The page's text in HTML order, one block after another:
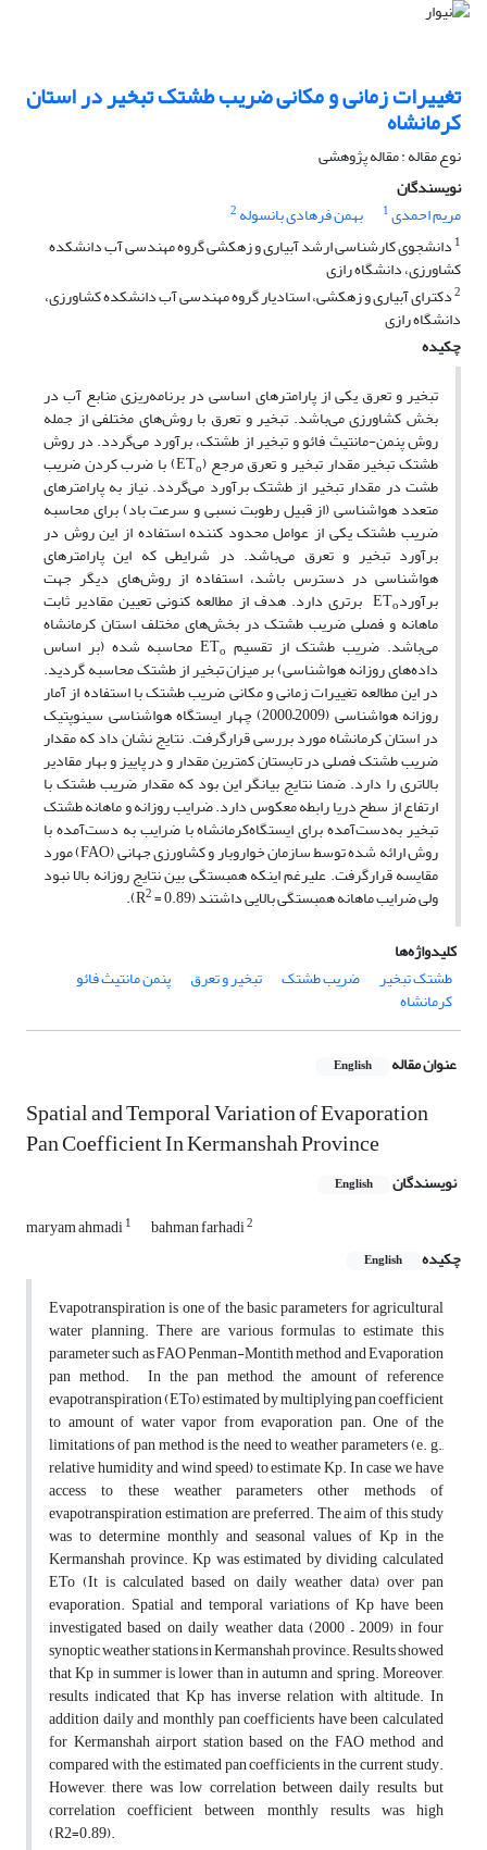
تغییرات زمانی و مکانی ضریب طشتک تبخیر در استان
کرمانشاه
نوع مقاله : مقاله پژوهشی
نویسندگان
مریم احمدی1 بهمن فرهادی بانسوله 2
1 دانشجوی کارشناسی ارشد آبیاری و زهکشی گروه مهندسی آب دانشکده
کشاورزی، دانشگاه رازی
2دکترای آبیاری و زهکشی، استادیار گروه مهندسی آب دانشکده کشاورزی،
دانشگاه رازی
چکیده
تبخیر و تعرق یکی از پارامترهای اساسی در برنامه‌ریزی منابع آب در
بخش کشاورزی می‌باشد. تبخیر و تعرق با روش‌های مختلفی از جمله
روش پنمن-مانتیث فائو و تبخیر از طشتک، برآورد می‌گردد. در روش
طشتک تبخیر مقدار تبخیر و تعرق مرجع (ETo ) با ضرب کردن ضریب
طشت در مقدار تبخیر از طشتک برآورد می‌گردد. نیاز به پارامترهای
متعدد هواشناسی (از قبیل رطوبت نسبی و سرعت باد) برای محاسبه
ضریب طشتک یکی از عوامل محدود کننده استفاده از این روش در
برآورد تبخیر و تعرق می‌باشد. در شرایطی که این پارامترهای
هواشناسی در دسترس باشد، استفاده از روش‌های دیگر جهت
برآوردETo برتری دارد. هدف از مطالعه کنونی تعیین مقادیر ثابت
ماهانه و فصلی ضریب طشتک در بخش‌های مختلف استان کرمانشاه
می‌باشد. ضریب طشتک از تقسیم ET o محاسبه شده (بر اساس
داده‌های روزانه هواشناسی) بر میزان تبخیر از طشتک محاسبه گردید.
در این مطالعه تغییرات زمانی و مکانی ضریب طشتک با استفاده از آمار
روزانه هواشناسی (2009–2000) چهار ایستگاه هواشناسی سینوپتیک
در استان کرمانشاه مورد بررسی قرار‌گرفت. نتایج نشان داد که مقدار
ضریب طشتک فصلی در تابستان کمترین مقدار و در پاییز و بهار مقادیر
بالاتری را دارد. ضمنا نتایج بیانگر این بود که مقدار ضریب طشتک با
ارتفاع از سطح دریا رابطه معکوس دارد. ضرایب روزانه و ماهانه طشتک
تبخیر به‌دست‌آمده برای ایستگاه‌کرمانشاه با ضرایب به دست‌آمده با
روش ارائه شده توسط سازمان خواروبار و کشاورزی جهانی (FAO) مورد
مقایسه قرار‌گرفت. علیرغم اینکه همبستگی بین نتایج روزانه بالا نبود
ولی ضرایب ماهانه همبستگی بالایی داشتند (R 2= 0.89).
کلیدواژه‌ها
طشتک تبخیر
ضریب طشتک تبخیر و تعرق پنمن مانتیث فائو
کرمانشاه
عنوان مقاله English
Spatial and Temporal Variation of Evaporation
Pan Coefficient In Kermanshah Province
نویسندگان English
maryam ahmadi1 bahman farhadi2
چکیده English
Evapotranspiration is one of the basic parameters for agricultural
water planning. There are various formulas to estimate this
parameter such as FAO Penman-Montith method and Evaporation
pan method. In the pan method, the amount of reference
evapotranspiration (ETo) estimated by multiplying pan coefficient
to amount of water vapor from evaporation pan. One of the
limitations of pan method is the need to weather parameters (e. g.,
relative humidity and wind speed) to estimate Kp. In case we have
access to these weather parameters other methods of
evapotranspiration estimation are preferred. The aim of this study
was to determine monthly and seasonal values of Kp in the
Kermanshah province. Kp was estimated by dividing calculated
ETo (It is calculated based on daily weather data) over pan
evaporation. Spatial and temporal variations of Kp have been
investigated based on daily weather data (2000 – 2009) in four
synoptic weather stations in Kermanshah province. Results showed
that Kp in summer is lower than in autumn and spring. Moreover,
results indicated that Kp has inverse relation with altitude. In
addition daily and monthly pan coefficients have been calculated
for Kermanshah airport station based on the FAO method and
compared with the estimated pan coefficients in the current study.
However, there was low correlation between daily results, but
correlation coefficient between monthly results was high
(R2=0.89).